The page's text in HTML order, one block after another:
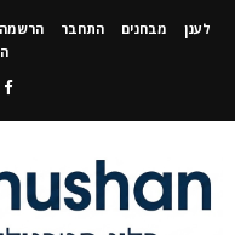
לענן מבחנים התחבר הרשמה